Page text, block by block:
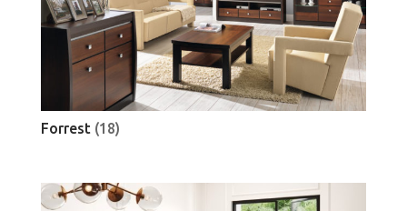
Forrest (18)